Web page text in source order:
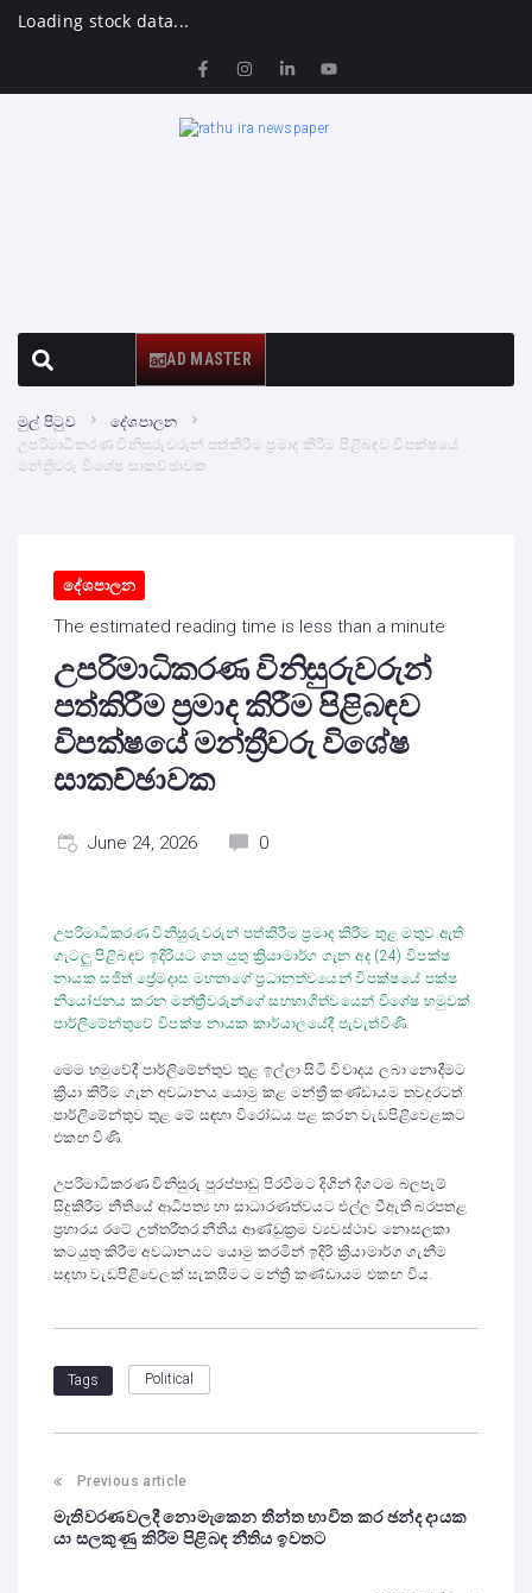
Loading stock data...
AD MASTER
මුල් පිටුව
දේශපාලන
උපරිමාධිකරණ විනිසුරුවරුන් පත්කිරීම ප්‍රමාද කිරීම පිළිබඳව විපක්ෂයේ
මන්ත්‍රීවරු විශේෂ සාකච්ඡාවක
දේශපාලන
The estimated reading time is less than a minute
උපරිමාධිකරණ විනිසුරුවරුන්
පත්කිරීම ප්‍රමාද කිරීම පිළිබඳව
විපක්ෂයේ මන්ත්‍රීවරු විශේෂ
සාකච්ඡාවක
June 24, 2026 0
උපරිමාධිකරණ විනිසුරුවරුන් පත්කිරීම ප්‍රමාද කිරීම තුළ මතුව ඇති
ගැටලු පිළිබඳව ඉදිරියට ගත යුතු ක්‍රියාමාර්ග ගැන අද (24) විපක්ෂ
නායක සජිත් ප්‍රේමදාස මහතාගේ ප්‍රධානත්වයෙන් විපක්ෂයේ පක්ෂ
නියෝජනය කරන මන්ත්‍රීවරුන්ගේ සහභාගිත්වයෙන් විශේෂ හමුවක්
පාර්ලිමේන්තුවේ විපක්ෂ නායක කාර්යාලයේදී පැවැත්විණි.
මෙම හමුවේදී පාර්ලිමේන්තුව තුළ ඉල්ලා සිටි විවාදය ලබා නොදීමට
ක්‍රියා කිරීම ගැන අවධානය යොමු කළ මන්ත්‍රී කණ්ඩායම තවදුරටත්
පාර්ලිමේන්තුව තුළ මේ සඳහා විරෝධය පළ කරන වැඩපිළිවෙළකට
එකඟ විණි.
උපරිමාධිකරණ විනිසුරු පුරප්පාඩු පිරවීමට දිගින් දිගටම බලපෑම්
සිදුකිරීම නීතියේ ආධිපත්‍ය හා සාධාරණත්වයට එල්ල වීඇති බරපතළ
ප්‍රහාරය රටේ උත්තරීතර නීතිය ආණ්ඩුක්‍රම ව්‍යවස්ථාව නොසලකා
කටයුතු කිරීම අවධානයට යොමු කරමින් ඉදිරි ක්‍රියාමාර්ග ගැනීම
සඳහා වැඩපිළිවෙලක් සැකසීමට මන්ත්‍රී කණ්ඩායම එකඟ විය.
Tags Political
Previous article
මැතිවරණවලදී නොමැකෙන තීන්ත භාවිත කර ඡන්ද දායක
යා සලකුණු කිරීම පිළිබඳ නීතිය ඉවතට